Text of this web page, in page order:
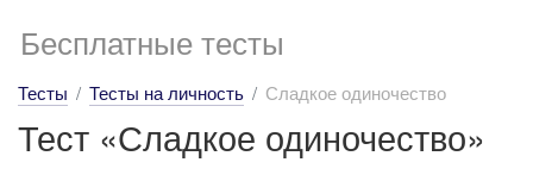
Бесплатные тесты
Тесты Тесты на личность Сладкое одиночество
Тест «Сладкое одиночество»